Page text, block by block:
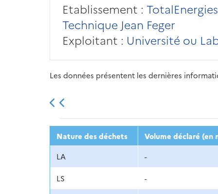
Etablissement :
Technique Jean Feger
Exploitant : Université ou
Les données présentent les dernières
2013 2014 2015
Nature des déchets
Volume déclaré (en
LA
-
LS -